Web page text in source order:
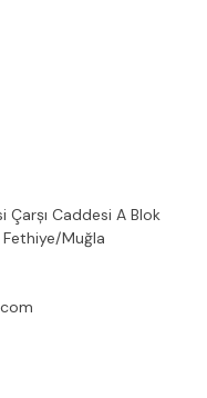
Caddesi A Blok
Muğla